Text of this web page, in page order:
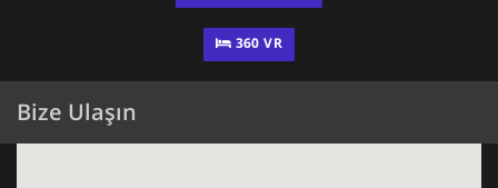
360 VR
Bize Ulaşın